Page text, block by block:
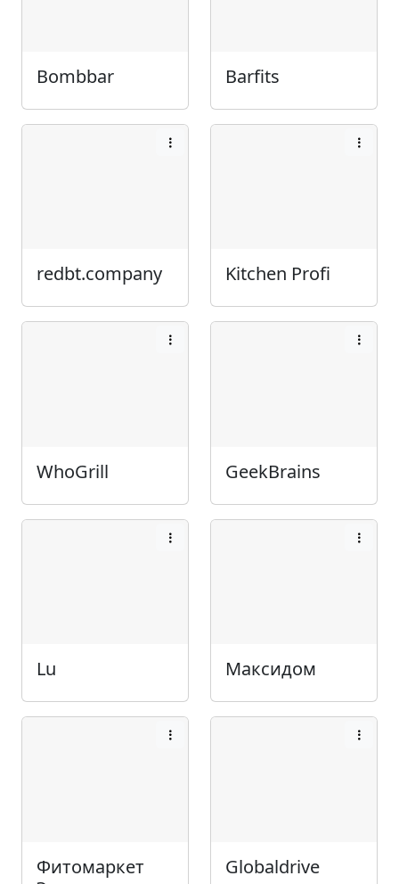
Bombbar Barfits
redbt.company Kitchen Profi
WhoGrill GeekBrains
Lu Максидом
Фитомаркет
Globaldrive